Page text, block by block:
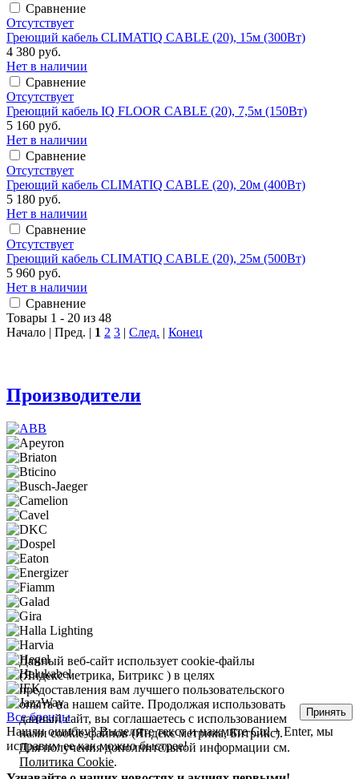
Сравнение
Отсутствует
Греющий кабель CLIMATIQ CABLE (20), 15м (300Вт)
4 380 руб.
Нет в наличии
Сравнение
Отсутствует
Греющий кабель IQ FLOOR CABLE (20), 7,5м (150Вт)
5 160 руб.
Нет в наличии
Сравнение
Отсутствует
Греющий кабель CLIMATIQ CABLE (20), 20м (400Вт)
5 180 руб.
Нет в наличии
Сравнение
Отсутствует
Греющий кабель CLIMATIQ CABLE (20), 25м (500Вт)
5 960 руб.
Нет в наличии
Сравнение
Товары 1 - 20 из 48
Начало | Пред. | 1 2 3 | След. | Конец
Производители
Все бренды
Нашли ошибку? Выделите текст и нажмите Ctrl + Enter, мы
исправим ее как можно быстрее!
Данный веб-сайт использует cookie-файлы
(Яндекс метрика, Битрикс ) в целях
предоставления вам лучшего пользовательского
опыта на нашем сайте. Продолжая использовать
данный сайт, вы соглашаетесь с использованием
нами cookie-файлов (Яндекс метрика, Битрикс).
Для получения дополнительной информации см.
Политика Cookie.
Принять